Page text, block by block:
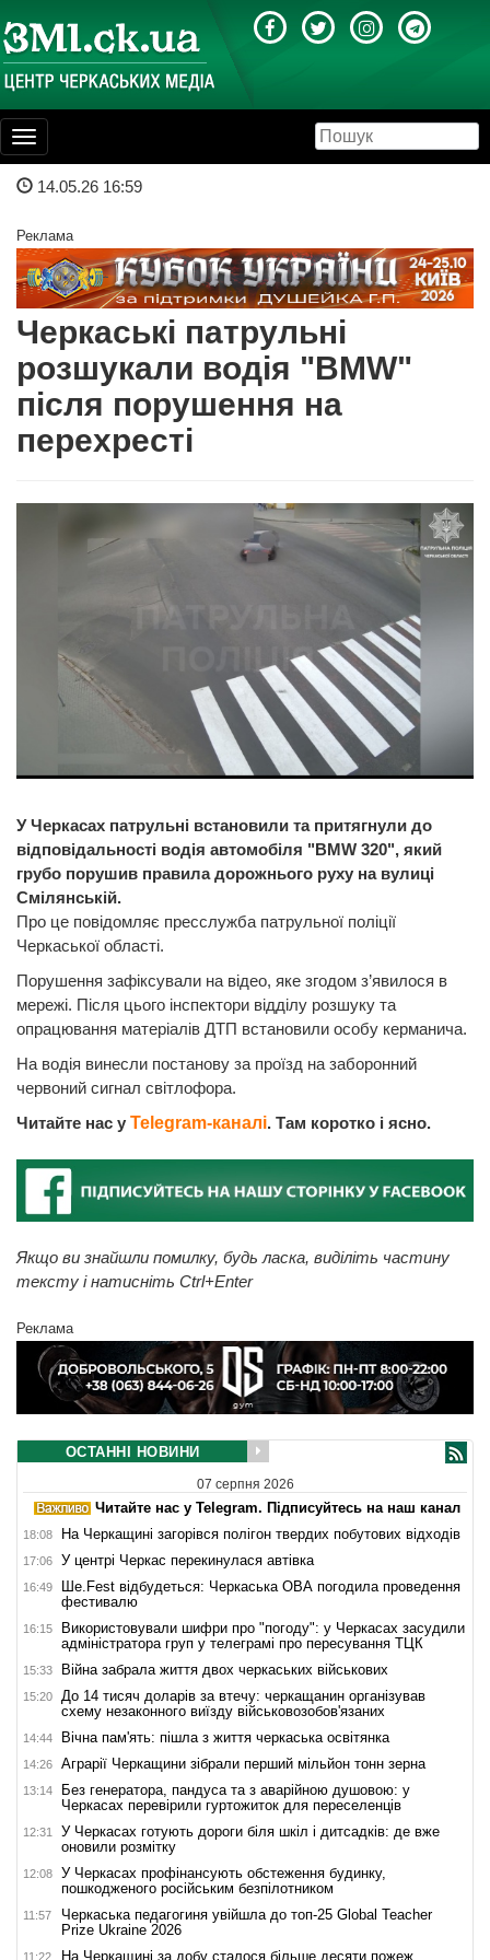
Toggle
navigation
14.05.26 16:59
Реклама
Черкаські патрульні
розшукали водія "BMW"
після порушення на
перехресті
У Черкасах патрульні встановили та притягнули до
відповідальності водія автомобіля "BMW 320", який
грубо порушив правила дорожнього руху на вулиці
Смілянській.
Про це повідомляє пресслужба патрульної поліції
Черкаської області.
Порушення зафіксували на відео, яке згодом з’явилося в
мережі. Після цього інспектори відділу розшуку та
опрацювання матеріалів ДТП встановили особу керманича.
На водія винесли постанову за проїзд на заборонний
червоний сигнал світлофора.
Читайте нас у Telegram-каналі. Там коротко і ясно.
Якщо ви знайшли помилку, будь ласка, виділіть частину
тексту і натисніть Ctrl+Enter
Реклама
ОСТАННІ НОВИНИ
07 серпня 2026
Читайте нас у Telegram. Підписуйтесь на наш канал
18:08 На Черкащині загорівся полігон твердих побутових відходів
17:06 У центрі Черкас перекинулася автівка
16:49
Ше.Fest відбудеться: Черкаська ОВА погодила проведення
фестивалю
16:15
Використовували шифри про "погоду": у Черкасах засудили
адміністратора груп у телеграмі про пересування ТЦК
15:33 Війна забрала життя двох черкаських військових
15:20
До 14 тисяч доларів за втечу: черкащанин організував
схему незаконного виїзду військовозобов'язаних
14:44 Вічна пам'ять: пішла з життя черкаська освітянка
14:26 Аграрії Черкащини зібрали перший мільйон тонн зерна
13:14
Без генератора, пандуса та з аварійною душовою: у
Черкасах перевірили гуртожиток для переселенців
12:31
У Черкасах готують дороги біля шкіл і дитсадків: де вже
оновили розмітку
12:08
У Черкасах профінансують обстеження будинку,
пошкодженого російським безпілотником
11:57
Черкаська педагогиня увійшла до топ-25 Global Teacher
Prize Ukraine 2026
11:22 На Черкащині за добу сталося більше десяти пожеж